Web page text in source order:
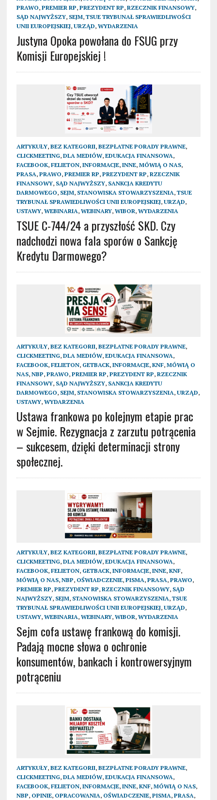
PRAWO, PREMIER RP, PREZYDENT RP, RZECZNIK FINANSOWY,
SĄD NAJWYŻSZY, SEJM, TSUE TRYBUNAŁ SPRAWIEDLIWOŚCI
UNII EUROPEJSKIEJ, URZĄD, WYDARZENIA
Justyna Opoka powołana do FSUG przy
Komisji Europejskiej !
ARTYKUŁY, BEZ KATEGORII, BEZPŁATNE PORADY PRAWNE,
CLICKMEETING, DLA MEDIÓW, EDUKACJA FINANSOWA,
FACEBOOK, FELIETON, INFORMACJE, INNE, MÓWIĄ O NAS,
PRASA, PRAWO, PREMIER RP, PREZYDENT RP, RZECZNIK
FINANSOWY, SĄD NAJWYŻSZY, SANKCJA KREDYTU
DARMOWEGO, SEJM, STANOWISKA STOWARZYSZENIA, TSUE
TRYBUNAŁ SPRAWIEDLIWOŚCI UNII EUROPEJSKIEJ, URZĄD,
USTAWY, WEBINARIA, WEBINARY, WIBOR, WYDARZENIA
TSUE C-744/24 a przyszłość SKD. Czy
nadchodzi nowa fala sporów o Sankcję
Kredytu Darmowego?
ARTYKUŁY, BEZ KATEGORII, BEZPŁATNE PORADY PRAWNE,
CLICKMEETING, DLA MEDIÓW, EDUKACJA FINANSOWA,
FACEBOOK, FELIETON, GETBACK, INFORMACJE, KNF, MÓWIĄ O
NAS, NBP, PRAWO, PREMIER RP, PREZYDENT RP, RZECZNIK
FINANSOWY, SĄD NAJWYŻSZY, SANKCJA KREDYTU
DARMOWEGO, SEJM, STANOWISKA STOWARZYSZENIA, URZĄD,
USTAWY, WYDARZENIA
Ustawa frankowa po kolejnym etapie prac
w Sejmie. Rezygnacja z zarzutu potrącenia
– sukcesem, dzięki determinacji strony
społecznej.
ARTYKUŁY, BEZ KATEGORII, BEZPŁATNE PORADY PRAWNE,
CLICKMEETING, DLA MEDIÓW, EDUKACJA FINANSOWA,
FACEBOOK, FELIETON, GETBACK, INFORMACJE, INNE, KNF,
MÓWIĄ O NAS, NBP, OŚWIADCZENIE, PISMA, PRASA, PRAWO,
PREMIER RP, PREZYDENT RP, RZECZNIK FINANSOWY, SĄD
NAJWYŻSZY, SEJM, STANOWISKA STOWARZYSZENIA, TSUE
TRYBUNAŁ SPRAWIEDLIWOŚCI UNII EUROPEJSKIEJ, URZĄD,
USTAWY, WEBINARIA, WEBINARY, WIBOR, WYDARZENIA
Sejm cofa ustawę frankową do komisji.
Padają mocne słowa o ochronie
konsumentów, bankach i kontrowersyjnym
potrąceniu
ARTYKUŁY, BEZ KATEGORII, BEZPŁATNE PORADY PRAWNE,
CLICKMEETING, DLA MEDIÓW, EDUKACJA FINANSOWA,
FACEBOOK, FELIETON, INFORMACJE, INNE, KNF, MÓWIĄ O NAS,
NBP, OPINIE, OPRACOWANIA, OŚWIADCZENIE, PISMA, PRASA,